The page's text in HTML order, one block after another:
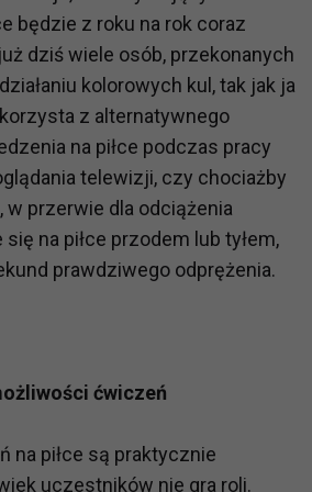
będzie z roku na rok coraz
dziś wiele osób, przekonanych
kolorowych kul, tak jak ja
z alternatywnego
na piłce podczas pracy
telewizji, czy chociażby
w przerwie dla odciążenia
się na piłce przodem lub tyłem,
prawdziwego odprężenia.
ćwiczeń
na piłce są praktycznie
uczestników nie gra roli.